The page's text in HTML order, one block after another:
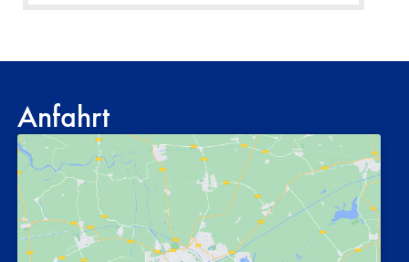
Anfahrt